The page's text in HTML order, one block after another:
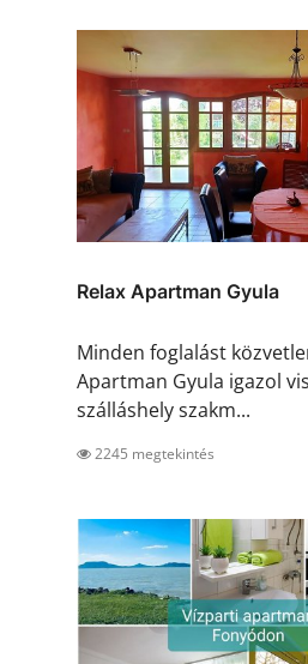
Relax Apartman Gyula
Minden foglalást
Apartman Gyula igazol
szálláshely szakm...
2245 megtekintés